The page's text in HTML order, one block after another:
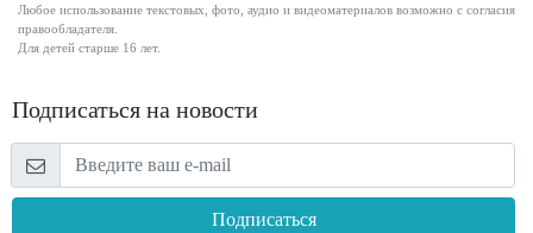
Любое использование текстовых, фото, аудио и видеоматериалов возможно с согласия
правообладателя.
Для детей старше 16 лет.
Подписаться на новости
Подписаться